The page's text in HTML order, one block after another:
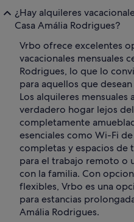
¿Hay alquileres
Casa Amália Rodrigues?
Vrbo ofrece excelentes
vacacionales mensuales
Rodrigues, lo que lo
para aquellos que
Los alquileres
verdadero hogar lejos
completamente
esenciales como Wi-Fi
completas y espacios
para el trabajo remoto o
con la familia. Con
flexibles, Vrbo es una
para estancias
Amália Rodrigues.